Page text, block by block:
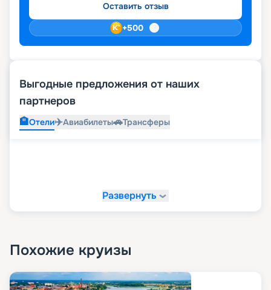
Оставить отзыв
+500
Выгодные предложения от наших
партнеров
🏨Отели✈️Авиабилеты🚗Трансферы
Развернуть
Похожие круизы